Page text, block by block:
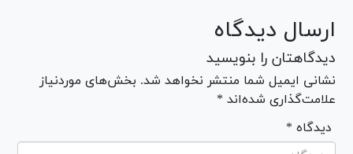
ارسال دیدگاه
دیدگاهتان را بنویسید
نشانی ایمیل شما منتشر نخواهد شد. بخش‌های موردنیاز
علامت‌گذاری شده‌اند *
* دیدگاه